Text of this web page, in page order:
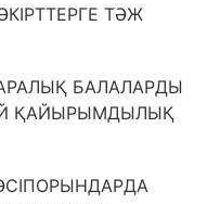
ТӘЖ
БАЛАЛАРДЫ
ҚАЙЫРЫМДЫЛЫҚ